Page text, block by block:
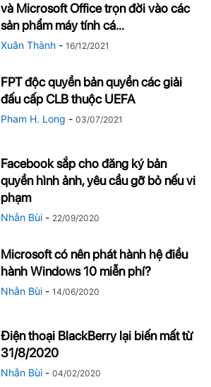
và Microsoft Office trọn đời vào các
sản phẩm máy tính cá...
Xuân Thành - 16/12/2021
FPT độc quyền bản quyền các giải
đấu cấp CLB thuộc UEFA
Pham H. Long - 03/07/2021
Facebook sắp cho đăng ký bản
quyền hình ảnh, yêu cầu gỡ bỏ nếu vi
phạm
Nhẫn Bùi - 22/09/2020
Microsoft có nên phát hành hệ điều
hành Windows 10 miễn phí?
Nhẫn Bùi - 14/06/2020
Điện thoại BlackBerry lại biến mất từ
31/8/2020
Nhẫn Bùi - 04/02/2020